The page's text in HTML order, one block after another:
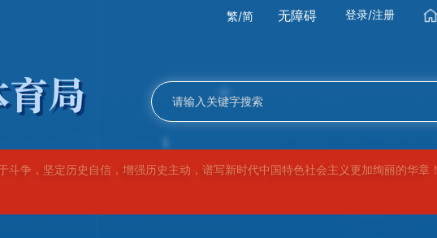
登录/注册
无障碍
繁/简
争，坚定历史自信，增强历史主动，谱写新时代中国特色社会主义更加绚丽的华章！